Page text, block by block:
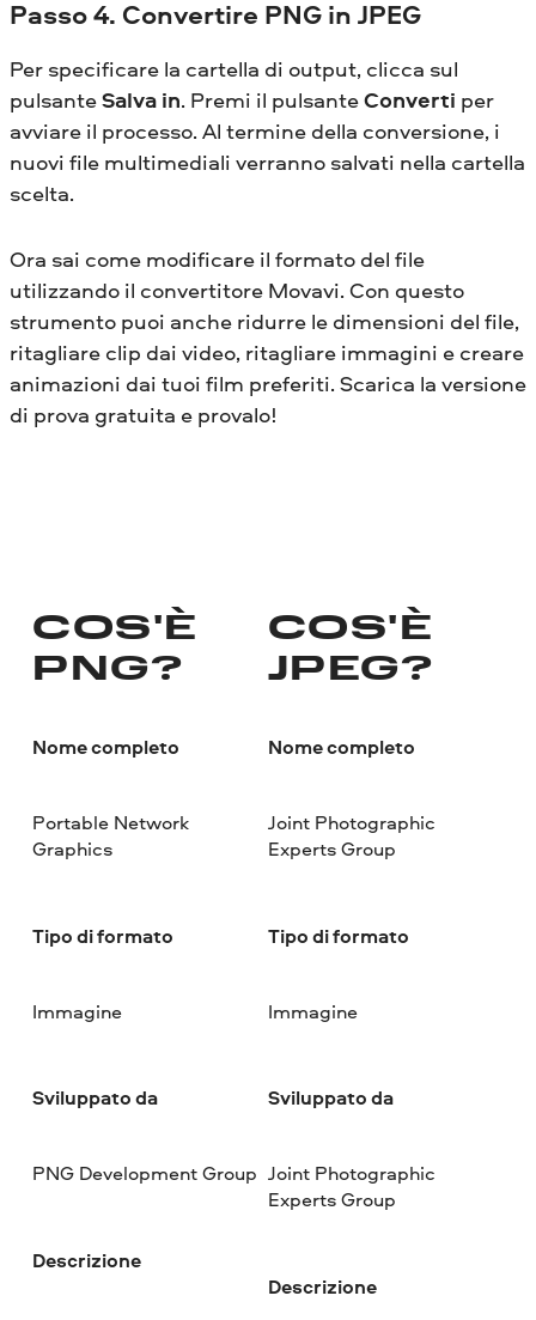
Passo 4. Convertire PNG in JPEG
Per specificare la cartella di output, clicca sul
pulsanteSalva in. Premi il pulsanteConverti per
avviare il processo. Al termine della conversione, i
nuovi file multimediali verranno salvati nella cartella
scelta.
Ora sai come modificare il formato del file
utilizzando il convertitore Movavi. Con questo
strumento puoi anche ridurre le dimensioni del file,
ritagliare clip dai video, ritagliare immagini e creare
animazioni dai tuoi film preferiti. Scarica la versione
di prova gratuita e provalo!
COS'È
PNG?
Nome completo
Portable Network
Graphics
Tipo di formato
Immagine
Sviluppato da
PNG Development Group
Descrizione
COS'È
JPEG?
Nome completo
Joint Photographic
Experts Group
Tipo di formato
Immagine
Sviluppato da
Joint Photographic
Experts Group
Descrizione